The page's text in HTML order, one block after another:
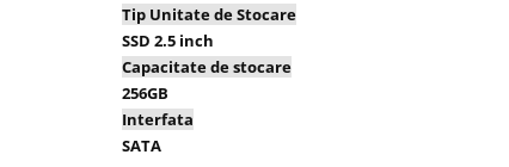
Tip Unitate de Stocare
SSD 2.5 inch
Capacitate de stocare
256GB
Interfata
SATA